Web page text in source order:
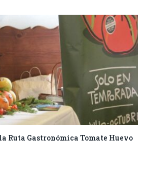
Ruta Gastronómica Tomate Huevo